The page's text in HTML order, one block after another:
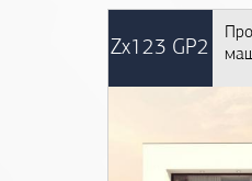
Zx123 GP2